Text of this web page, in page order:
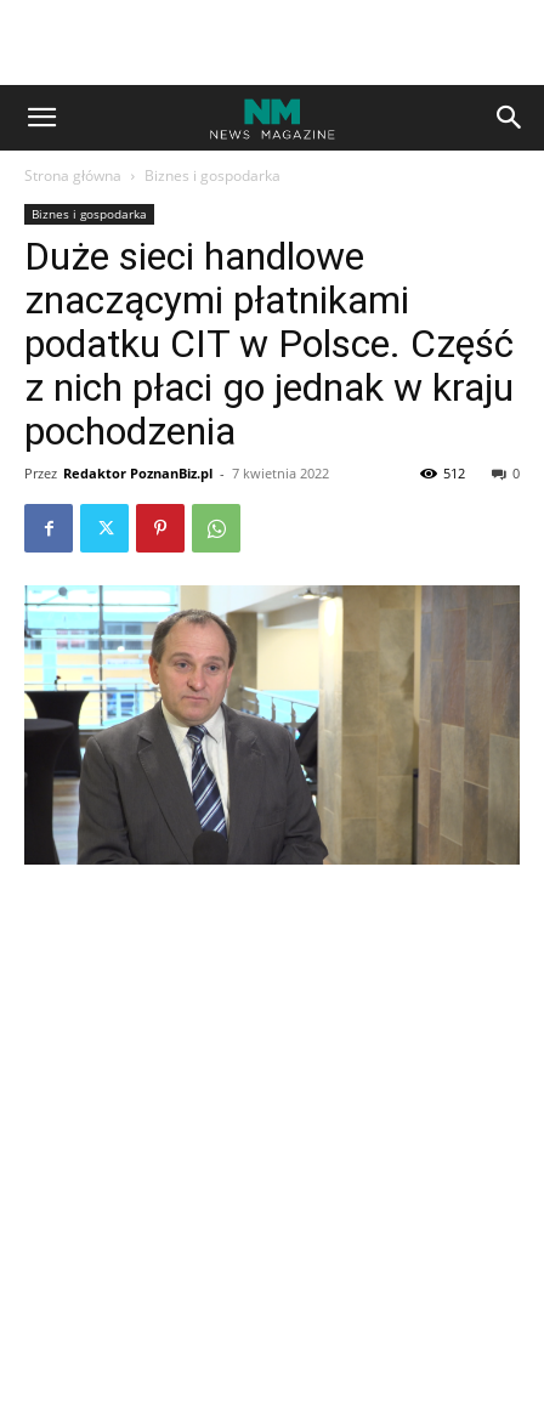
Strona główna Biznes i gospodarka
Biznes i gospodarka
Duże sieci handlowe
znaczącymi płatnikami
podatku CIT w Polsce. Część
z nich płaci go jednak w kraju
pochodzenia
Przez Redaktor PoznanBiz.pl - 7 kwietnia 2022 0
512